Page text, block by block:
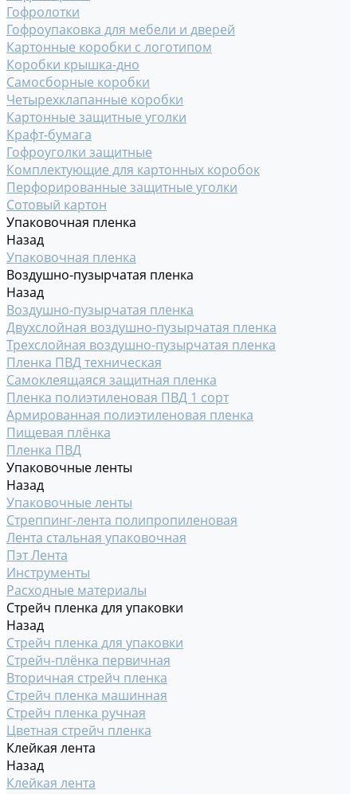
Гофролотки
Гофроупаковка для мебели и дверей
Картонные коробки с логотипом
Коробки крышка-дно
Самосборные коробки
Четырехклапанные коробки
Картонные защитные уголки
Крафт-бумага
Гофроуголки защитные
Комплектующие для картонных коробок
Перфорированные защитные уголки
Сотовый картон
Упаковочная пленка
Назад
Упаковочная пленка
Воздушно-пузырчатая пленка
Назад
Воздушно-пузырчатая пленка
Двухслойная воздушно-пузырчатая пленка
Трехслойная воздушно-пузырчатая пленка
Пленка ПВД техническая
Самоклеящаяся защитная пленка
Пленка полиэтиленовая ПВД 1 сорт
Армированная полиэтиленовая пленка
Пищевая плёнка
Пленка ПВД
Упаковочные ленты
Назад
Упаковочные ленты
Стреппинг-лента полипропиленовая
Лента стальная упаковочная
Пэт Лента
Инструменты
Расходные материалы
Стрейч пленка для упаковки
Назад
Стрейч пленка для упаковки
Стрейч-плёнка первичная
Вторичная стрейч пленка
Стрейч пленка машинная
Стрейч пленка ручная
Цветная стрейч пленка
Клейкая лента
Назад
Клейкая лента